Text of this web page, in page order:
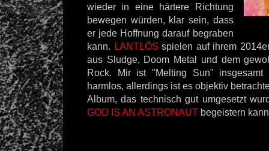
wieder in eine härtere Richtung
bewegen würden, klar sein, dass
er jede Hoffnung darauf begraben
kann. LANTLÔS spielen auf ihrem
aus Sludge, Doom Metal und dem
Rock. Mir ist "Melting Sun"
harmlos, allerdings ist es objektiv
Album, das technisch gut umgesetzt
GOD IS AN ASTRONAUT begeistern